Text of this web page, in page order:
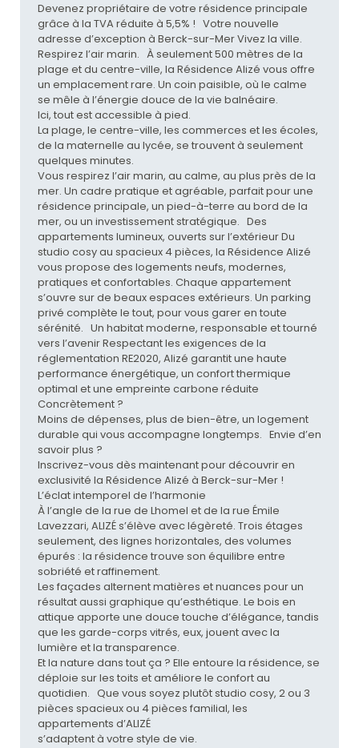
Devenez propriétaire de votre résidence principale
grâce à la TVA réduite à 5,5% ! Votre nouvelle
adresse d’exception à Berck-sur-Mer Vivez la ville.
Respirez l’air marin. À seulement 500 mètres de la
plage et du centre-ville, la Résidence Alizé vous offre
un emplacement rare. Un coin paisible, où le calme
se mêle à l’énergie douce de la vie balnéaire.
Ici, tout est accessible à pied.
La plage, le centre-ville, les commerces et les écoles,
de la maternelle au lycée, se trouvent à seulement
quelques minutes.
Vous respirez l’air marin, au calme, au plus près de la
mer. Un cadre pratique et agréable, parfait pour une
résidence principale, un pied-à-terre au bord de la
mer, ou un investissement stratégique. Des
appartements lumineux, ouverts sur l’extérieur Du
studio cosy au spacieux 4 pièces, la Résidence Alizé
vous propose des logements neufs, modernes,
pratiques et confortables. Chaque appartement
s’ouvre sur de beaux espaces extérieurs. Un parking
privé complète le tout, pour vous garer en toute
sérénité. Un habitat moderne, responsable et tourné
vers l’avenir Respectant les exigences de la
réglementation RE2020, Alizé garantit une haute
performance énergétique, un confort thermique
optimal et une empreinte carbone réduite
Concrètement ?
Moins de dépenses, plus de bien-être, un logement
durable qui vous accompagne longtemps. Envie d’en
savoir plus ?
Inscrivez-vous dès maintenant pour découvrir en
exclusivité la Résidence Alizé à Berck-sur-Mer !
L’éclat intemporel de l’harmonie
À l’angle de la rue de Lhomel et de la rue Émile
Lavezzari, ALIZÉ s’élève avec légèreté. Trois étages
seulement, des lignes horizontales, des volumes
épurés : la résidence trouve son équilibre entre
sobriété et raffinement.
Les façades alternent matières et nuances pour un
résultat aussi graphique qu’esthétique. Le bois en
attique apporte une douce touche d’élégance, tandis
que les garde-corps vitrés, eux, jouent avec la
lumière et la transparence.
Et la nature dans tout ça ? Elle entoure la résidence, se
déploie sur les toits et améliore le confort au
quotidien. Que vous soyez plutôt studio cosy, 2 ou 3
pièces spacieux ou 4 pièces familial, les
appartements d’ALIZÉ
s’adaptent à votre style de vie.